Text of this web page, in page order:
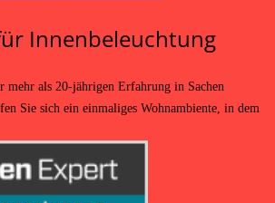
Innenbeleuchtung
mehr als 20-jährigen Erfahrung in Sachen
Sie sich ein einmaliges Wohnambiente, in dem